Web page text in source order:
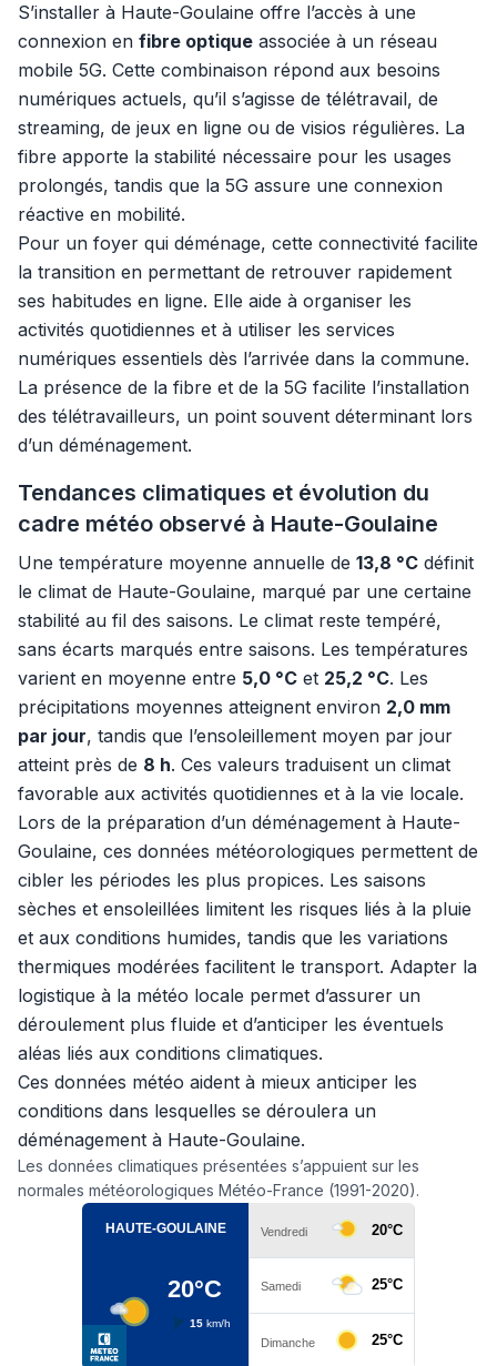
S’installer à Haute-Goulaine offre l’accès à une
connexion en fibre optique associée à un réseau
mobile 5G. Cette combinaison répond aux besoins
numériques actuels, qu’il s’agisse de télétravail, de
streaming, de jeux en ligne ou de visios régulières. La
fibre apporte la stabilité nécessaire pour les usages
prolongés, tandis que la 5G assure une connexion
réactive en mobilité.
Pour un foyer qui déménage, cette connectivité facilite
la transition en permettant de retrouver rapidement
ses habitudes en ligne. Elle aide à organiser les
activités quotidiennes et à utiliser les services
numériques essentiels dès l’arrivée dans la commune.
La présence de la fibre et de la 5G facilite l’installation
des télétravailleurs, un point souvent déterminant lors
d’un déménagement.
Tendances climatiques et évolution du
cadre météo observé à Haute-Goulaine
Une température moyenne annuelle de 13,8 °C définit
le climat de Haute-Goulaine, marqué par une certaine
stabilité au fil des saisons. Le climat reste tempéré,
sans écarts marqués entre saisons. Les températures
varient en moyenne entre 5,0 °C et 25,2 °C. Les
précipitations moyennes atteignent environ 2,0 mm
par jour, tandis que l’ensoleillement moyen par jour
atteint près de 8 h. Ces valeurs traduisent un climat
favorable aux activités quotidiennes et à la vie locale.
Lors de la préparation d’un déménagement à Haute-
Goulaine, ces données météorologiques permettent de
cibler les périodes les plus propices. Les saisons
sèches et ensoleillées limitent les risques liés à la pluie
et aux conditions humides, tandis que les variations
thermiques modérées facilitent le transport. Adapter la
logistique à la météo locale permet d’assurer un
déroulement plus fluide et d’anticiper les éventuels
aléas liés aux conditions climatiques.
Ces données météo aident à mieux anticiper les
conditions dans lesquelles se déroulera un
déménagement à Haute-Goulaine.
Les données climatiques présentées s’appuient sur les
normales météorologiques Météo-France (1991-2020).